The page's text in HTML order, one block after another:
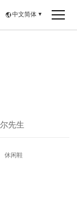
中文简体 ▼
尔先生
休闲鞋